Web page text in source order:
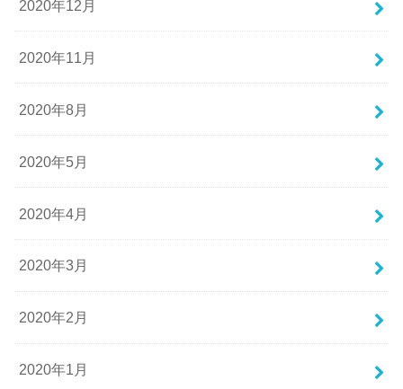
2020年12月
2020年11月
2020年8月
2020年5月
2020年4月
2020年3月
2020年2月
2020年1月